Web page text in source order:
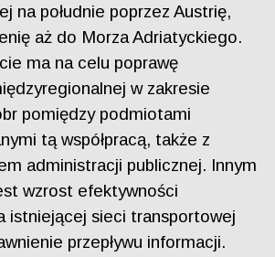
na południe poprzez Austrię,
aż do Morza Adriatyckiego.
ma na celu poprawę
w zakresie
pomiędzy podmiotami
tą współpracą, także z
administracji publicznej. Innym
wzrost efektywności
istniejącej sieci transportowej
przepływu informacji.